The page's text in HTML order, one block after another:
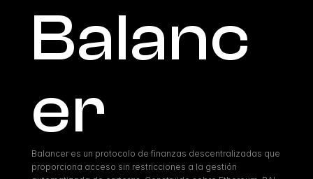
Balanc
er
Balancer es un protocolo de finanzas descentralizadas que
proporciona acceso sin restricciones a la gestión